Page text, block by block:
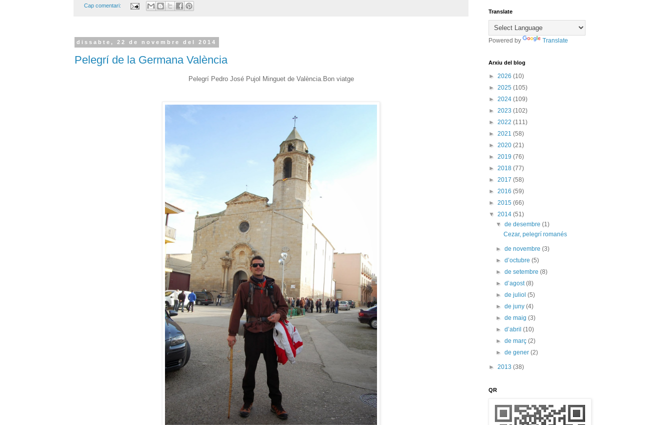
Cap comentari:
dissabte, 22 de novembre del 2014
Pelegrí de la Germana València
Pelegrí Pedro José Pujol Minguet de València.Bon viatge
Translate
Powered by Translate
Arxiu del blog
► 2026 (10)
► 2025 (105)
► 2024 (109)
► 2023 (102)
► 2022 (111)
► 2021 (58)
► 2020 (21)
► 2019 (76)
► 2018 (77)
► 2017 (58)
► 2016 (59)
► 2015 (66)
▼ 2014 (51)
▼de desembre(1)
Cezar, pelegrí romanés
►de novembre(3)
►d’octubre(5)
►de setembre(8)
►d’agost(8)
►de juliol(5)
►de juny(4)
►de maig(3)
►d’abril(10)
►de març(2)
►de gener(2)
► 2013 (38)
QR